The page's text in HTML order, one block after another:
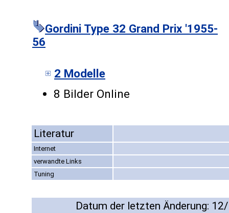
Gordini Type 32 Grand Prix '1955-
56
2 Modelle
8 Bilder Online
Literatur
Internet
verwandte Links
Tuning
Datum der letzten Änderung: